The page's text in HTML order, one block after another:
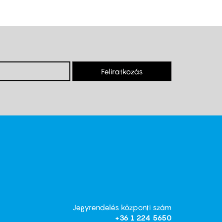
Feliratkozás
Jegyrendelés központi szám
+36 1 224 5650